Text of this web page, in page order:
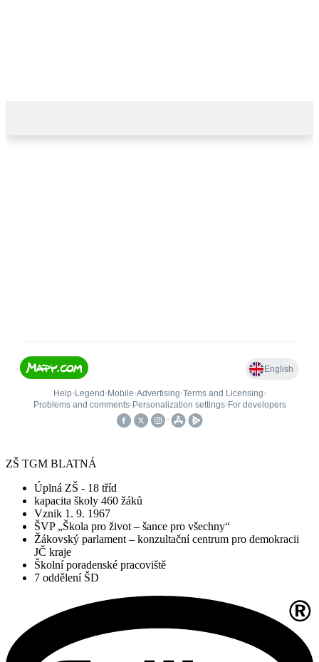
ZŠ TGM BLATNÁ
Úplná ZŠ - 18 tříd
kapacita školy 460 žáků
Vznik 1. 9. 1967
ŠVP „Škola pro život – šance pro všechny“
Žákovský parlament – konzultační centrum pro demokracii
JČ kraje
Školní poradenské pracoviště
7 oddělení ŠD